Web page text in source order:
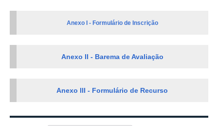
Anexo I - Formulário de Inscrição
Anexo II - Barema de Avaliação
Anexo III - Formulário de Recurso